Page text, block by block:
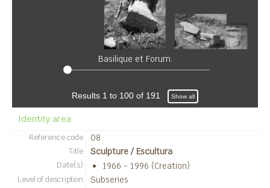
Basilique et Forum.
Results 1 to 100 of 191 Show all
Identity area
Reference code 08
Title Sculpture / Escultura
Date(s) 1966 - 1996 (Creation)
Level of description Subseries